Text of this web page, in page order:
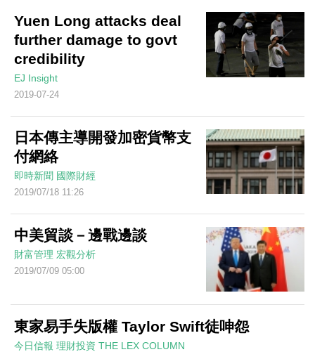
Yuen Long attacks deal
further damage to govt
credibility
EJ Insight
2019-07-24
日本傳主導開發加密貨幣支
付網絡
即時新聞 國際財經
2019/07/18 11:26
中美貿談－邊戰邊談
財富管理 宏觀分析
2019/07/09 05:00
東家易手失版權 Taylor Swift徒呻怨
今日信報 理財投資 THE LEX COLUMN